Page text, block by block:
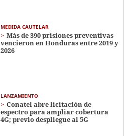
MEDIDA CAUTELAR
Más de 390 prisiones preventivas
vencieron en Honduras entre 2019 y
2026
LANZAMIENTO
Conatel abre licitación de
espectro para ampliar cobertura
4G; previo despliegue al 5G